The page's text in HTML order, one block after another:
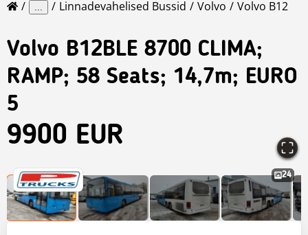
... Linnadevahelised Bussid Volvo Volvo B12
Volvo B12BLE 8700 CLIMA;
RAMP; 58 Seats; 14,7m; EURO
5
9900 EUR
24